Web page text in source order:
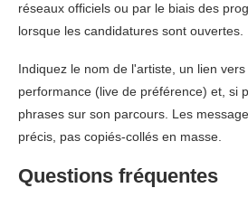
réseaux officiels ou par le biais des
lorsque les candidatures sont ouvertes.
Indiquez le nom de l'artiste, un lien
performance (live de préférence) et, si
phrases sur son parcours. Les
précis, pas copiés-collés en masse.
Questions fréquentes